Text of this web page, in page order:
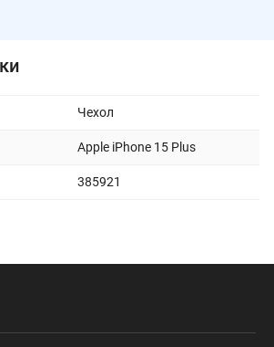
Чехол
Apple iPhone 15 Plus
385921